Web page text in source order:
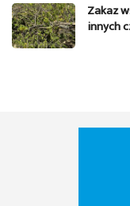
Zakaz
innych